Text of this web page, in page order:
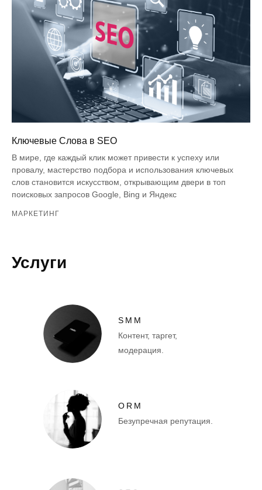
Ключевые Слова в SEO
В мире, где каждый клик может привести к успеху или
провалу, мастерство подбора и использования ключевых
слов становится искусством, открывающим двери в топ
поисковых запросов Google, Bing и Яндекс
МАРКЕТИНГ
Услуги
Контент, таргет,
модерация.
Безупречная репутация.
SMM
ORM